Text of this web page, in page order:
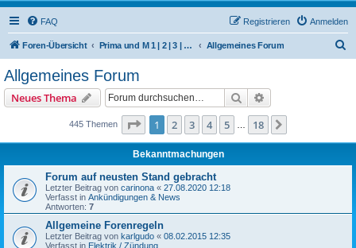
FAQ Anmelden
Registrieren
Foren-Übersicht Prima und M 1 | 2 | 3 | 4 | 5 | 6 | 504/506 M | 510 | 512 (Hercules / SACHS / DKW) Allgemeines Forum
Allgemeines Forum
Neues Thema Suche
445 Themen Seite 1von 18
1 2 3 4 5 18
Bekanntmachungen
Forum auf neusten Stand gebracht
Letzter Beitrag von carinona « 27.08.2020 12:18
Verfasst in Ankündigungen & News
Antworten: 7
Allgemeine Forenregeln
Letzter Beitrag von karlgudo « 08.02.2015 12:35
Verfasst in Elektrik / Zündung